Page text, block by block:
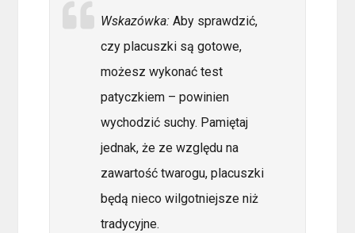
Wskazówka: Aby sprawdzić,
czy placuszki są gotowe,
możesz wykonać test
patyczkiem – powinien
wychodzić suchy. Pamiętaj
jednak, że ze względu na
zawartość twarogu, placuszki
będą nieco wilgotniejsze niż
tradycyjne.